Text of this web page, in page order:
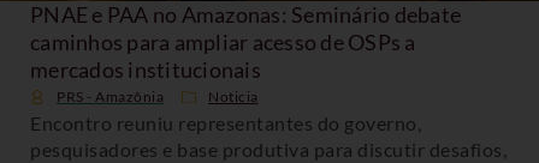
PNAE e PAA no Amazonas: Seminário debate
caminhos para ampliar acesso de OSPs a
mercados institucionais
PRS - Amazônia Noticia
Encontro reuniu representantes do governo,
pesquisadores e base produtiva para discutir desafios,